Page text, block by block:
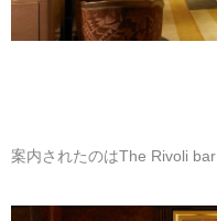
案内されたのはThe Rivoli bar